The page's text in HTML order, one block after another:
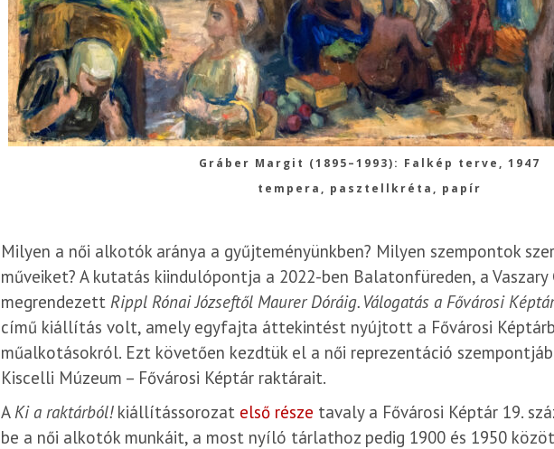
Gráber Margit (1895–1993): Falkép terve, 1947
tempera, pasztellkréta, papír
Milyen a női alkotók aránya a gyűjteményünkben? Milyen szempontok
műveiket? A kutatás kiindulópontja a 2022-ben Balatonfüreden, a Vaszary
megrendezett Rippl Rónai Józseftől Maurer Dóráig. Válogatás a Fővárosi
című kiállítás volt, amely egyfajta áttekintést nyújtott a Fővárosi
műalkotásokról. Ezt követően kezdtük el a női reprezentáció
Kiscelli Múzeum – Fővárosi Képtár raktárait.
AKi a raktárból!kiállítássorozat első része tavaly a Fővárosi Képtár 19.
be a női alkotók munkáit, a most nyíló tárlathoz pedig 1900 és 1950